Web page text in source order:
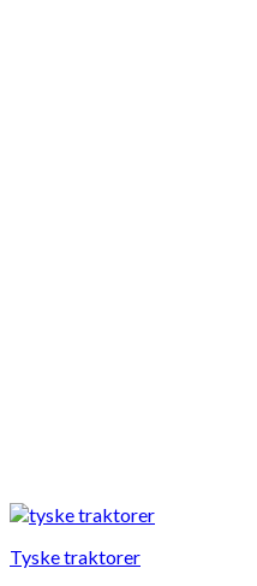
Tyske traktorer